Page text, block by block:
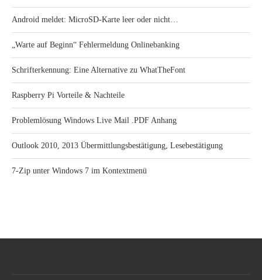
Android meldet: MicroSD-Karte leer oder nicht…
„Warte auf Beginn“ Fehlermeldung Onlinebanking
Schrifterkennung: Eine Alternative zu WhatTheFont
Raspberry Pi Vorteile & Nachteile
Problemlösung Windows Live Mail .PDF Anhang
Outlook 2010, 2013 Übermittlungsbestätigung, Lesebestätigung
7-Zip unter Windows 7 im Kontextmenü